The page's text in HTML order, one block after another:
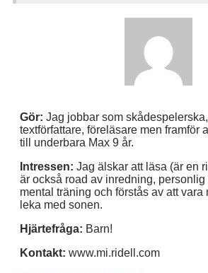
Gör: Jag jobbar som
textförfattare, föreläsare men framför
till underbara Max 9 år.
Intressen: Jag älskar att läsa (är en
är också road av inredning, personlig
mental träning och förstås av att vara
leka med sonen.
Hjärtefråga: Barn!
Kontakt: www.mi.ridell.com